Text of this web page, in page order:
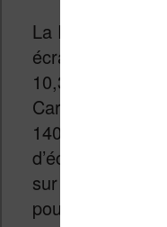
La Remarkable
écran « Canvas
10,3 pouces
Carta 1300. La
1404 pixels avec
d’éclairage
sur la lumière
pour la